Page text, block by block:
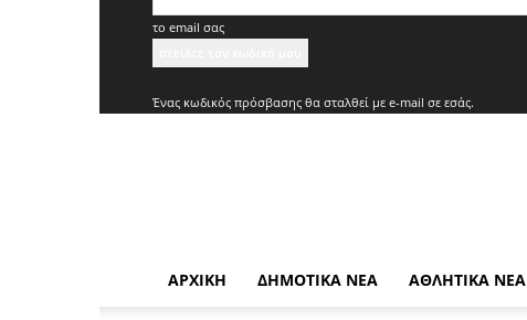
το email σας
Ένας κωδικός πρόσβασης θα σταλθεί με e-mail σε εσάς.
ενημέρωση
ΑΡΧΙΚΉ ΔΗΜΟΤΙΚΆ ΝΈΑ ΑΘΛΗΤΙΚΆ ΝΈΑ